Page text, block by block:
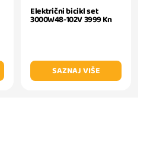
Električni bicikl set
3000W48-102V 3999 Kn
SAZNAJ VIŠE